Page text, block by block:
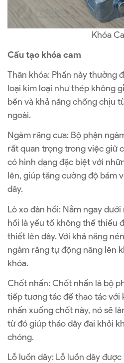
Khóa
Cấu tạo khóa cam
Thân khóa: Phần này thường
loại kim loại như thép không
bền và khả năng chống chịu
ngoài.
Ngàm răng cưa: Bộ phận
rất quan trọng trong việc giữ
có hình dạng đặc biệt với
lên, giúp tăng cường độ bám
dây.
Lò xo đàn hồi: Nằm ngay
hồi là yếu tố không thể thiếu
thiết lên dây. Với khả năng
ngàm răng tự động nâng lên
khóa.
Chốt nhấn: Chốt nhấn là bộ
tiếp tương tác để thao tác với
nhấn xuống chốt này, nó sẽ
từ đó giúp tháo dây đai khỏi
chóng.
Lỗ luồn dây: Lỗ luồn dây